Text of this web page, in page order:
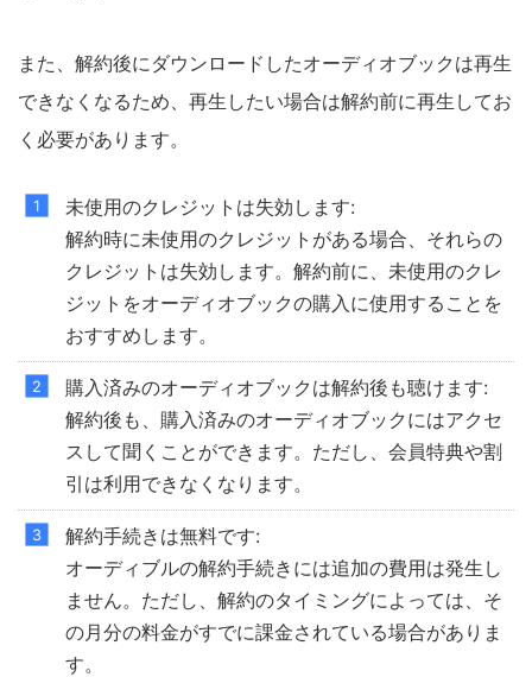
また、解約後にダウンロードしたオーディオブックは再生
できなくなるため、再生したい場合は解約前に再生してお
く必要があります。
未使用のクレジットは失効します:
解約時に未使用のクレジットがある場合、それらの
クレジットは失効します。解約前に、未使用のクレ
ジットをオーディオブックの購入に使用することを
おすすめします。
購入済みのオーディオブックは解約後も聴けます:
解約後も、購入済みのオーディオブックにはアクセ
スして聞くことができます。ただし、会員特典や割
引は利用できなくなります。
解約手続きは無料です:
オーディブルの解約手続きには追加の費用は発生し
ません。ただし、解約のタイミングによっては、そ
の月分の料金がすでに課金されている場合がありま
す。